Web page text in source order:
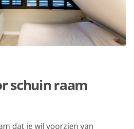
schuin raam
dat je wil voorzien van